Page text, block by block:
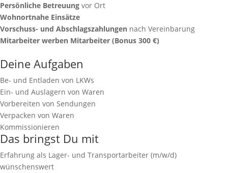
Persönliche Betreuung vor Ort
Wohnortnahe Einsätze
Vorschuss- und Abschlagszahlungen nach Vereinbarung
Mitarbeiter werben Mitarbeiter (Bonus 300 €)
Deine Aufgaben
Be- und Entladen von LKWs
Ein- und Auslagern von Waren
Vorbereiten von Sendungen
Verpacken von Waren
Kommissionieren
Das bringst Du mit
Erfahrung als Lager- und Transportarbeiter (m/w/d)
wünschenswert